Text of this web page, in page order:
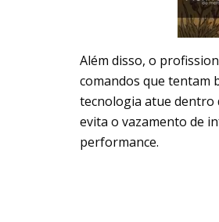
Além disso, o
comandos que tentam
tecnologia atue dentro
evita o vazamento de
performance.